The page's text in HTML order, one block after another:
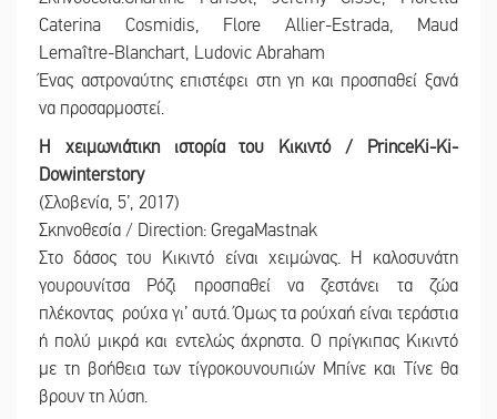
Caterina Cosmidis, Flore Allier-Estrada, Maud
Lemaître-Blanchart, Ludovic Abraham
Ένας αστροναύτης επιστέφει στη γη και προσπαθεί ξανά
να προσαρμοστεί.
Η χειμωνιάτικη ιστορία του Κικιντό / PrinceKi-Ki-
Dowinterstory
(Σλοβενία, 5’, 2017)
Σκηνοθεσία / Direction: GregaMastnak
Στο δάσος του Κικιντό είναι χειμώνας. Η καλοσυνάτη
γουρουνίτσα Ρόζι προσπαθεί να ζεστάνει τα ζώα
πλέκοντας ρούχα γι’ αυτά. Όμως τα ρούχαή είναι τεράστια
ή πολύ μικρά και εντελώς άχρηστα. Ο πρίγκιπας Κικιντό
με τη βοήθεια των τίγροκουνουπιών Μπίνε και Τίνε θα
βρουν τη λύση.